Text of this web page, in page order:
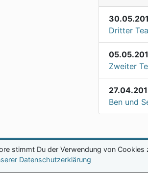
stimmt Du der Verwendung von
Datenschutzerklärung
Dritter
Zweiter
Ben und